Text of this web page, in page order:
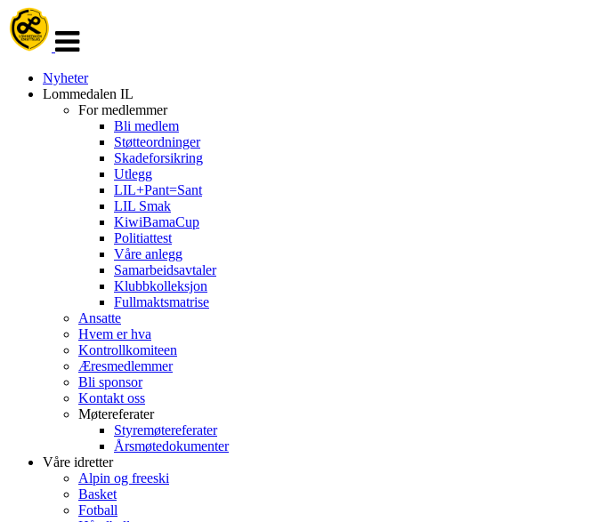
navigasjon
Nyheter
Lommedalen IL
For medlemmer
Bli medlem
Støtteordninger
Skadeforsikring
Utlegg
LIL+Pant=Sant
LIL Smak
KiwiBamaCup
Politiattest
Våre anlegg
Samarbeidsavtaler
Klubbkolleksjon
Fullmaktsmatrise
Ansatte
Hvem er hva
Kontrollkomiteen
Æresmedlemmer
Bli sponsor
Kontakt oss
Møtereferater
Styremøtereferater
Årsmøtedokumenter
Våre idretter
Alpin og freeski
Basket
Fotball